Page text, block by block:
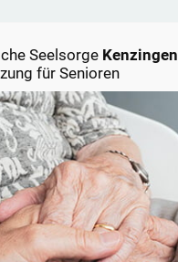
Seelsorge Kenzingen
für Senioren